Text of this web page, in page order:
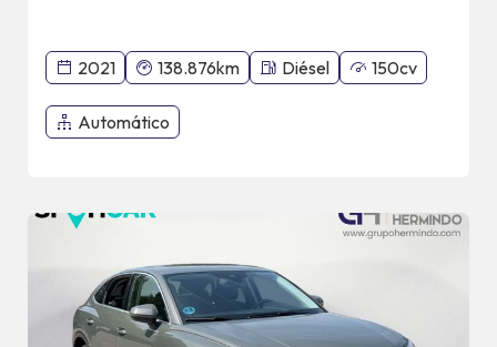
2021 138.876km Diésel 150cv
Automático